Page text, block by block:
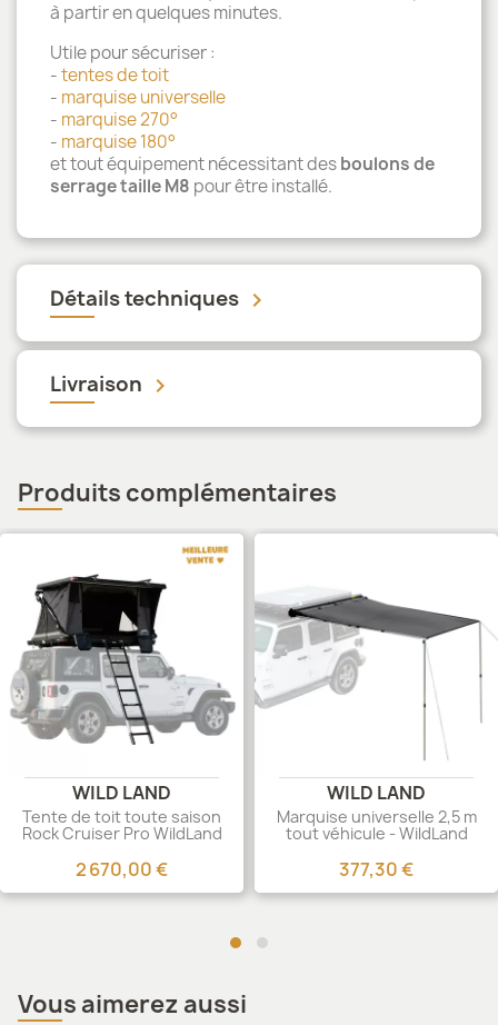
à partir en quelques minutes.
Utile pour sécuriser :
-tentes de toit
- marquise universelle
- marquise 270°
- marquise 180°
et tout équipement nécessitant desboulons de
serrage taille M8 pour être installé.
Détails techniques keyboard_arrow_down
Livraison keyboard_arrow_down
Produits complémentaires
WILD LAND
Tente de toit toute saison
Rock Cruiser Pro WildLand
2 670,00 €
WILD LAND
Marquise universelle 2,5 m
tout véhicule - WildLand
377,30 €
Vous aimerez aussi